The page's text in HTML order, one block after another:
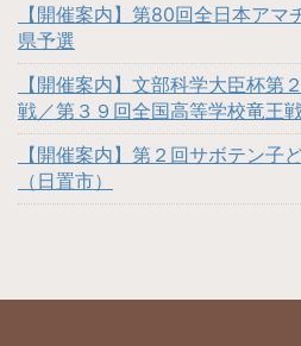
【開催案内】第80回全日本ア
県予選
【開催案内】文部科学大臣杯第
戦／第３９回全国高等学校竜王
【開催案内】第２回サボテン子
（日置市）